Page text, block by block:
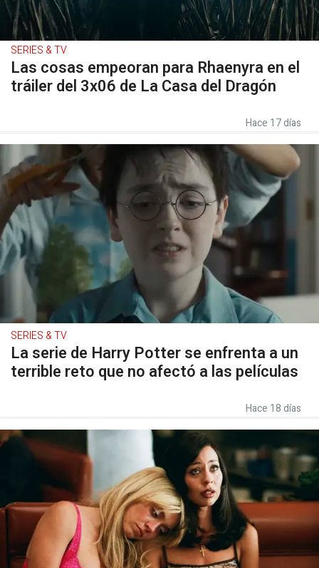
SERIES & TV
Las cosas empeoran para Rhaenyra en el
tráiler del 3x06 de La Casa del Dragón
Hace 17 días
SERIES & TV
La serie de Harry Potter se enfrenta a un
terrible reto que no afectó a las películas
Hace 18 días